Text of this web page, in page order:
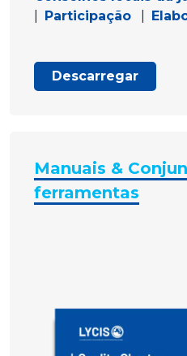
Participação
Descarregar
Manuais &
ferramentas